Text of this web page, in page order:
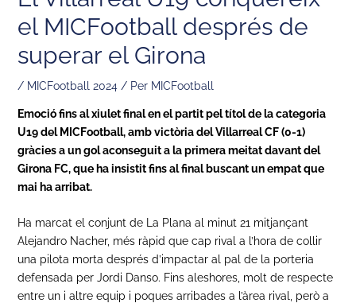
el MICFootball després de
superar el Girona
/ MICFootball 2024/ Per MICFootball
Emoció fins al xiulet final en el partit pel títol de la categoria
U19 del MICFootball, amb victòria del Villarreal CF (0-1)
gràcies a un gol aconseguit a la primera meitat davant del
Girona FC, que ha insistit fins al final buscant un empat que
mai ha arribat.
Ha marcat el conjunt de La Plana al minut 21 mitjançant
Alejandro Nacher, més ràpid que cap rival a l’hora de collir
una pilota morta després d’impactar al pal de la porteria
defensada per Jordi Danso. Fins aleshores, molt de respecte
entre un i altre equip i poques arribades a l’àrea rival, però a